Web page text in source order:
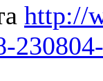
http://